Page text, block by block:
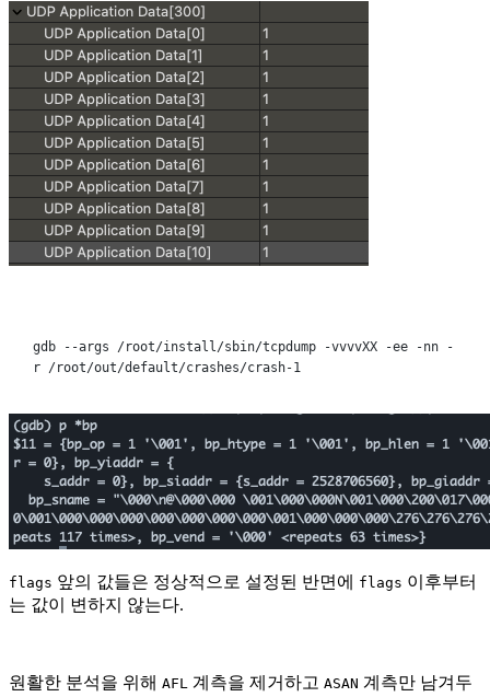
gdb --args /root/install/sbin/tcpdump -vvvvXX -ee -nn
-
r
/root/out/default/crashes/crash-1
flags 앞의 값들은 정상적으로 설정된 반면에 flags 이후부터
는 값이 변하지 않는다.
원활한 분석을 위해 AFL 계측을 제거하고 ASAN 계측만 남겨두